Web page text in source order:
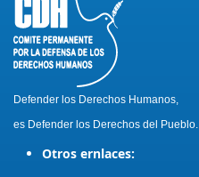
Defender los Derechos Humanos,
es Defender los Derechos del Pueblo.
Otros ernlaces: